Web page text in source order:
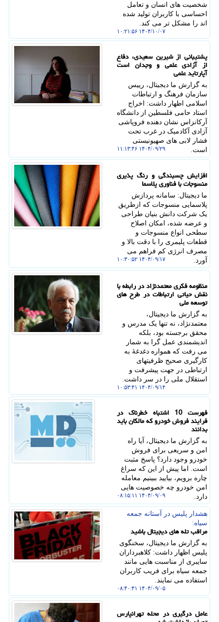
شخصیت های انسان و تعامل
احساسی با کاربران تولید شده
اند را مشکل تر می کند.
۱۴۰۴/۱۰/۰۷ ۱۰:۲۱:۵۶
پشتیبانی از شیرین سعیدی، دفاع
از آزادی علمی و وجدان است
آپارتاید علمی
به گزارش ما دیجیتال، رییس
سازمان فرهنگ و ارتباطات
اسلامی اظهار داشت: اخراج
استاد حامی فلسطین از دانشگاه
آرکانزاس نشان دهنده فروپاشی
آزادی آکادمیک در غرب تحت
فشار لابی های صهیونیستی
است.
۱۴۰۴/۰۹/۲۹ ۱۱:۱۳:۴۶
افزایش چسبندگی و رنگ پذیری
منسوجات با فناوری پلاسما
ما دیجیتال: سامانه پردازش
پلاسمایی منسوجات که ازطریق
یک شرکت دانش بنیان طراحی
و عرضه شده، امکان اصلاح
سطحی انواع منسوجات و
قطعات پلیمری را با دقت بالا و
مصرف انرژی کم فراهم می
آورد.
۱۴۰۴/۰۹/۱۷ ۱۰:۳۰:۵۲
منظومه فکری معتمدنژاد در رابطه با
نقش حیاتی ارتباطات در طرح های
توسعه ملی
به گزارش ما دیجیتال،
معتمدنژاد، نه تنها یک مدرس و
محقق برجسته بود، بلکه
اندیشمندی عمل گرا به شمار
می رفت که همواره دغدغهٔ به
کارگیری صحیح ظرفیتهای
ارتباطی در جهت پیشرفت و
استقلال ملی را در سر داشت.
۱۴۰۴/۰۹/۱۴ ۱۰:۵۳:۴۱
فهرست 10 اشتباه خطرناک در
فرایند فروش خودرو که مالکان باید
بدانند
به گزارش ما دیجیتال، آیا راه
امن و سریعی برای فروش
خودرو وجود دارد؟ پاسخ مثبت
است. اما پیش از این که سراغ
چاره برویم، بیایید ببینیم معامله
امن خودرو چه خصوصیت هایی
دارد.
۱۴۰۴/۰۹/۰۹ ۰۸:۱۵:۱۱
هشدار پلیس در آستانه جمعه
سیاه:
مراقب تله های دیجیتال باشید
به گزارش ما دیجیتال، سخنگوی
پلیس اظهار داشت: کلاهبرداران
سایبری از مناسبت هایی مانند
جمعه سیاه برای فریب کاربران
استفاده می نمایند.
۱۴۰۴/۰۹/۰۵ ۰۸:۴۰:۴۱
عامل درگیری در محله تهرانپارس